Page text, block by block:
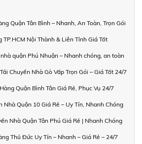
Quận Tân Bình – Nhanh, An Toàn, Trọn Gói
TP.HCM Nội Thành & Liên Tỉnh Giá Tốt
quận Phú Nhuận – Nhanh chóng, an toàn
Chuyển Nhà Gò Vấp Trọn Gói – Giá Tốt 24/7
Quận Bình Tân Giá Rẻ, Phục Vụ 24/7
Nhà Quận 10 Giá Rẻ – Uy Tín, Nhanh Chóng
Nhà Quận Tân Phú Giá Rẻ | Nhanh Chóng
Thủ Đức Uy Tín – Nhanh – Giá Rẻ – 24/7